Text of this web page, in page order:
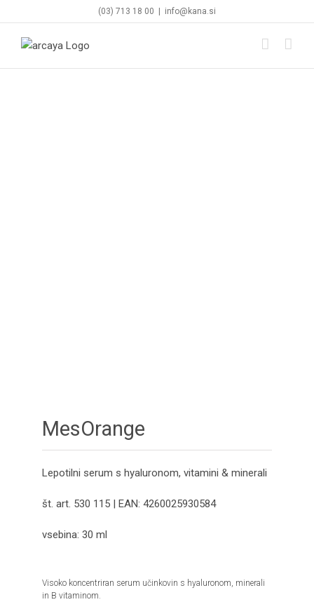
to
content
(03) 713 18 00 info@kana.si
MesOrange
Lepotilni serum s hyaluronom, vitamini & minerali
št. art. 530 115 | EAN: 4260025930584
vsebina: 30 ml
Visoko koncentriran serum učinkovin s hyaluronom, minerali
in B vitaminom.